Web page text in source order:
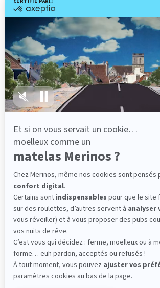
Grâce à ses 3 zones de confort, le
Pencil vous assure tout son soutien.
épaules, le dos et le bassin qui
lattes, vous évitez les douleurs au
(10 avis)
Dès 501,00 €
Découvrir
Fabrication Française
101 nuits d'essai*
Paiement en 3x ou 4x sans